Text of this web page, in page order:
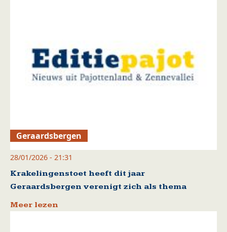
Geraardsbergen
28/01/2026 - 21:31
Krakelingenstoet heeft dit jaar
Geraardsbergen verenigt zich als thema
Meer lezen